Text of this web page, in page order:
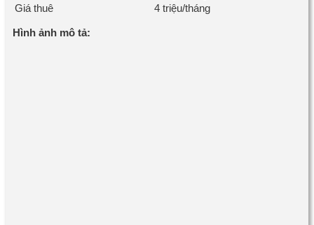
Giá thuê
4 triệu/tháng
Hình ảnh mô tả: